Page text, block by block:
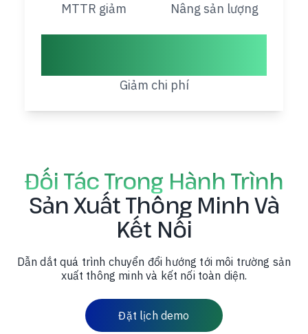
MTTR giảm Nâng sản lượng
Giảm chi phí
Đối Tác Trong Hành Trình
Sản Xuất Thông Minh Và
Kết Nối
Dẫn dắt quá trình chuyển đổi hướng tới môi trường sản
xuất thông minh và kết nối toàn diện.
Đặt lịch demo